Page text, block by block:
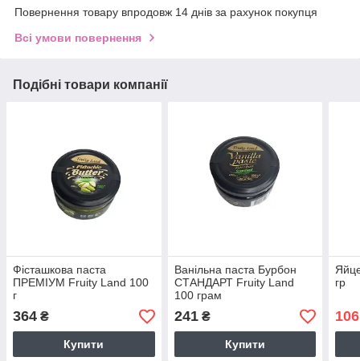
Повернення товару впродовж 14 днів за рахунок покупця
Всі умови повернення
Подібні товари компанії
Фісташкова паста
ПРЕМІУМ Fruity Land 100
г
364 ₴
Купити
Ванільна паста Бурбон
СТАНДАРТ Fruity Land
100 грам
241₴
Купити
гр